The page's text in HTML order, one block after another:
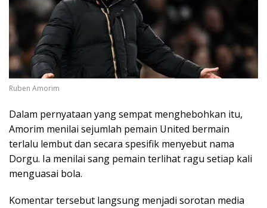
Ruben Amorim
Dalam pernyataan yang sempat menghebohkan itu,
Amorim menilai sejumlah pemain United bermain
terlalu lembut dan secara spesifik menyebut nama
Dorgu. Ia menilai sang pemain terlihat ragu setiap kali
menguasai bola.
Komentar tersebut langsung menjadi sorotan media